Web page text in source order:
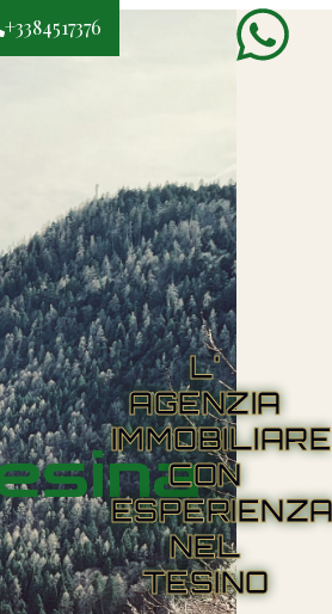
+3384517376
L'
AGENZIA
IMMOBILIARE
CON
NEL
TESINO